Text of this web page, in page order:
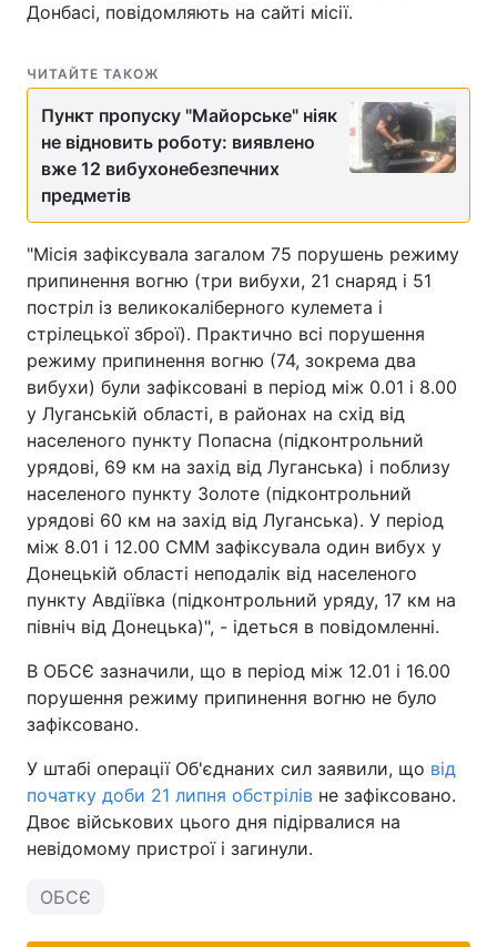
Донбасі, повідомляють на сайті місії.
ЧИТАЙТЕ ТАКОЖ
Пункт пропуску "Майорське" ніяк
не відновить роботу: виявлено
вже 12 вибухонебезпечних
предметів
"Місія зафіксувала загалом 75 порушень режиму
припинення вогню (три вибухи, 21 снаряд і 51
постріл із великокаліберного кулемета і
стрілецької зброї). Практично всі порушення
режиму припинення вогню (74, зокрема два
вибухи) були зафіксовані в період між 0.01 і 8.00
у Луганській області, в районах на схід від
населеного пункту Попасна (підконтрольний
урядові, 69 км на захід від Луганська) і поблизу
населеного пункту Золоте (підконтрольний
урядові 60 км на захід від Луганська). У період
між 8.01 і 12.00 СММ зафіксувала один вибух у
Донецькій області неподалік від населеного
пункту Авдіївка (підконтрольний уряду, 17 км на
північ від Донецька)", - ідеться в повідомленні.
В ОБСЄ зазначили, що в період між 12.01 і 16.00
порушення режиму припинення вогню не було
зафіксовано.
У штабі операції Об'єднаних сил заявили, що від
початку доби 21 липня обстрілів не зафіксовано.
Двоє військових цього дня підірвалися на
невідомому пристрої і загинули.
ОБСЄ